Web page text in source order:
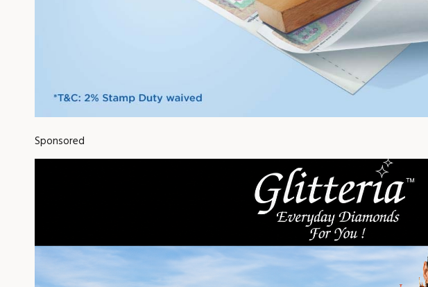
Sponsored